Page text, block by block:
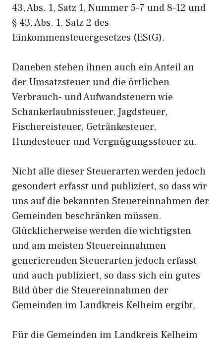
43, Abs. 1, Satz 1, Nummer 5-7 und 8-12 und
§ 43, Abs. 1, Satz 2 des
Einkommensteuergesetzes (EStG).
Daneben stehen ihnen auch ein Anteil an
der Umsatzsteuer und die örtlichen
Verbrauch- und Aufwandsteuern wie
Schankerlaubnissteuer, Jagdsteuer,
Fischereisteuer, Getränkesteuer,
Hundesteuer und Vergnügungssteuer zu.
Nicht alle dieser Steuerarten werden jedoch
gesondert erfasst und publiziert, so dass wir
uns auf die bekannten Steuereinnahmen der
Gemeinden beschränken müssen.
Glücklicherweise werden die wichtigsten
und am meisten Steuereinnahmen
generierenden Steuerarten jedoch erfasst
und auch publiziert, so dass sich ein gutes
Bild über die Steuereinnahmen der
Gemeinden im Landkreis Kelheim ergibt.
Für die Gemeinden im Landkreis Kelheim